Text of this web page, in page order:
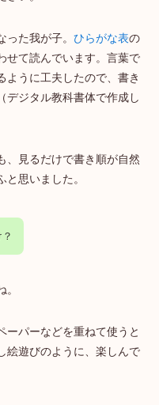
た我が子。 ひらがな表の
せて読んでいます。言葉で
ように工夫したので、書き
デジタル教科書体で作成し
、見るだけで書き順が自然
思いました。
ーパーなどを重ねて使うと
絵遊びのように、楽しんで